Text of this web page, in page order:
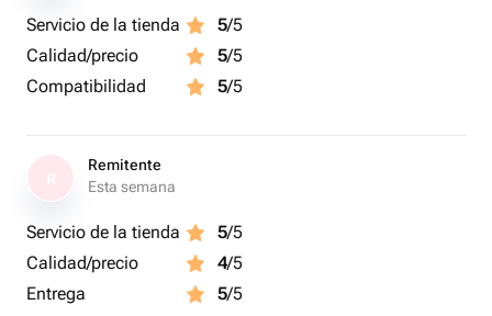
Servicio de la tienda 5/5
Calidad/precio
5/5
Compatibilidad
5/5
Remitente
Esta semana
Servicio de la tienda 5/5
Calidad/precio
4/5
Entrega
5/5